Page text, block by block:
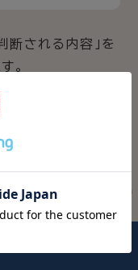
断される内容」を
。
い致します。